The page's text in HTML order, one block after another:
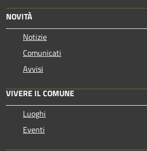
NOVITÀ
Notizie
Comunicati
Avvisi
VIVERE IL COMUNE
Luoghi
Eventi